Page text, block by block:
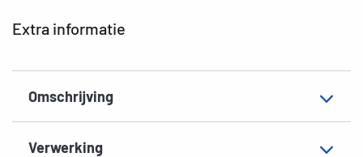
Extra informatie
Omschrijving
Verwerking